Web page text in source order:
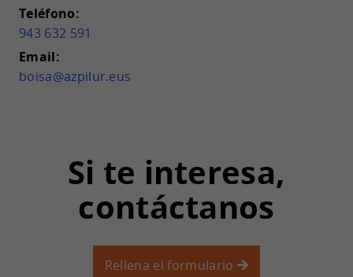
Teléfono:
943 632 591
Email:
boisa@azpilur.eus
Si te interesa,
contáctanos
Rellena el formulario